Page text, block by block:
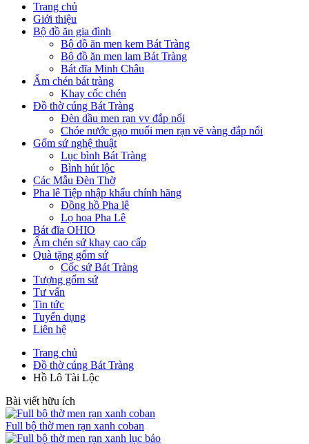
Trang chủ
Giới thiệu
Bộ đồ ăn gia đình
Bộ đồ ăn men kem Bát Tràng
Bộ đồ ăn men lam Bát Tràng
Bát đĩa Minh Châu
Ấm chén bát tràng
Khay cốc chén
Đồ thờ cúng Bát Tràng
Đèn dầu men rạn vv đắp nổi
Chóe nước gạo muối men rạn vẽ vàng đắp nổi
Gốm sứ nghệ thuật
Lục bình Bát Tràng
Bình hút lộc
Các Mẫu Đèn Thờ
Pha lê Tiệp nhập khẩu chính hãng
Đồng hồ Pha lê
Lọ hoa Pha Lê
Bát đĩa OHIO
Ấm chén sứ khay cao cấp
Quà tặng gốm sứ
Cốc sứ Bát Tràng
Tượng gốm sứ
Tư vấn
Tin tức
Tuyển dụng
Liên hệ
Trang chủ
Đồ thờ cúng Bát Tràng
Hồ Lô Tài Lộc
Bài viết hữu ích
Full bộ thờ men rạn xanh coban